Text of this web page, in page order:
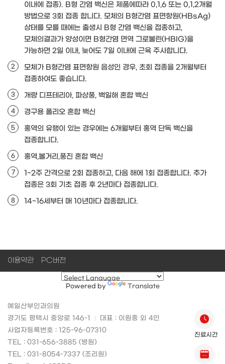
이내에 접종). B형 간염 백신은 제품에따라 0,1,6 또는 0,1,2개월
방법으로 3회 접종 합니다. 모체의 B형간염 표면항원(HBsAg)
상태를 모를 때에는 출생시 B형 간염 백신을 접종하고,
모체의결과가 양성이면 B형간염 면역 그로불린(HBIG)을
가능하면 2일 이내, 늦어도 7일 이내에 근육 주사합니다.
모체가 B형간염 표면항원 음성인 경우, 초회 접종을 2개월부터
접종하여도 좋습니다.
개량 디프테리아, 파상풍, 백일해 혼합 백신
경구용 폴리오 혼합 백신
홍역의 유행이 있는 경우에는 6개월부터 홍역 단독 백신을
접종합니다.
홍역,볼거리,풍진 혼합 백신
1~2주 간격으로 2회 접종하고, 다음 해에 1회 접종합니다. 추가
접종은 3회 기초 접종 후 2년마다 접종합니다.
14~16세부터 매 10년마다 접종합니다.
진료시간
이용약관 PC버전
Powered by Translate
예일산부인과의원
경기도 평택시 중앙로 146-1
대표 : 이원종 외 4인
사업자등록번호 : 125-96-07310
TEL : 031-656-3885 (병원)
TEL : 031-8054-7337 (조리원)